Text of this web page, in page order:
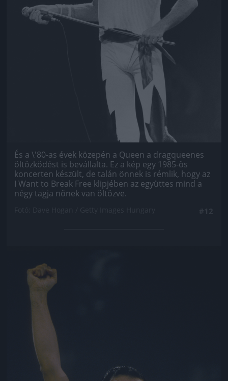
És a \'80-as évek közepén a Queen a dragqueenes
öltözködést is bevállalta. Ez a kép egy 1985-ös
koncerten készült, de talán önnek is rémlik, hogy az
I Want to Break Free klipjében az együttes mind a
négy tagja nőnek van öltözve.